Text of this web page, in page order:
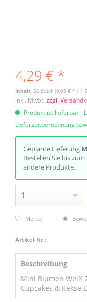
4,29 € *
Inhalt: 56 Stück (0,08 € * / 1
inkl. MwSt. zzgl.
Produkt ist lieferbar -
Lieferzeitberechnung
Geplante Lieferung
Bestellen Sie bis
andere Produkte.
Merken
Artikel-Nr.:
Beschreibung
Mini Blumen Weiß
Cupcakes & Kekse